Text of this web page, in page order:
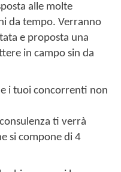
alle molte
da tempo. Verranno
e proposta una
in campo sin da
i tuoi concorrenti non
ti verrà
si compone di 4